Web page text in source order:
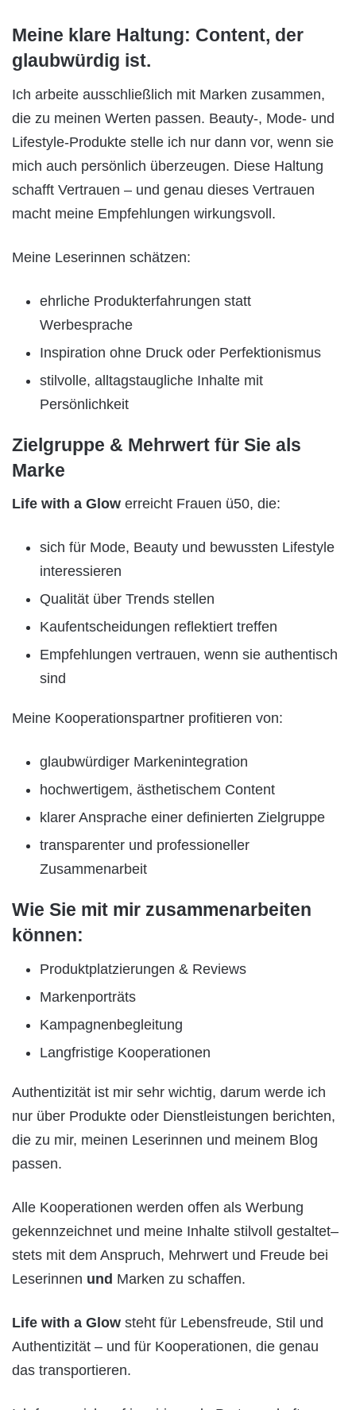
Meine klare Haltung: Content, der
glaubwürdig ist.
Ich arbeite ausschließlich mit Marken zusammen,
die zu meinen Werten passen. Beauty-, Mode- und
Lifestyle-Produkte stelle ich nur dann vor, wenn sie
mich auch persönlich überzeugen. Diese Haltung
schafft Vertrauen – und genau dieses Vertrauen
macht meine Empfehlungen wirkungsvoll.
Meine Leserinnen schätzen:
ehrliche Produkterfahrungen statt
Werbesprache
Inspiration ohne Druck oder Perfektionismus
stilvolle, alltagstaugliche Inhalte mit
Persönlichkeit
Zielgruppe & Mehrwert für Sie als
Marke
Life with a Glow erreicht Frauen ü50, die:
sich für Mode, Beauty und bewussten Lifestyle
interessieren
Qualität über Trends stellen
Kaufentscheidungen reflektiert treffen
Empfehlungen vertrauen, wenn sie authentisch
sind
Meine Kooperationspartner profitieren von:
glaubwürdiger Markenintegration
hochwertigem, ästhetischem Content
klarer Ansprache einer definierten Zielgruppe
transparenter und professioneller
Zusammenarbeit
Wie Sie mit mir zusammenarbeiten
können:
Produktplatzierungen & Reviews
Markenporträts
Kampagnenbegleitung
Langfristige Kooperationen
Authentizität ist mir sehr wichtig, darum werde ich
nur über Produkte oder Dienstleistungen berichten,
die zu mir, meinen Leserinnen und meinem Blog
passen.
Alle Kooperationen werden offen als Werbung
gekennzeichnet und meine Inhalte stilvoll gestaltet–
stets mit dem Anspruch, Mehrwert und Freude bei
Leserinnen und Marken zu schaffen.
Life with a Glow steht für Lebensfreude, Stil und
Authentizität – und für Kooperationen, die genau
das transportieren.